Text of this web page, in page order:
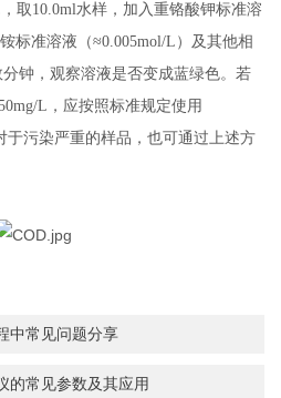
取10.0ml水样，加入重铬酸钾标准溶
标准溶液（≈0.005mol/L）及其他相
钟，观察溶液是否变成蓝绿色。若
L，应按照标准规定使用
于污染严重的样品，也可通过上述方
中常见问题分享
的常见参数及其应用